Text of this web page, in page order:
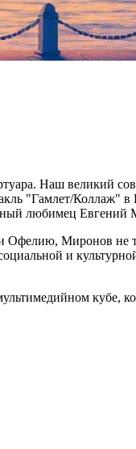
Наш великий
"Гамлет/Коллаж"
любимец Евгений
и Офелию, Миронов
и
кубе,